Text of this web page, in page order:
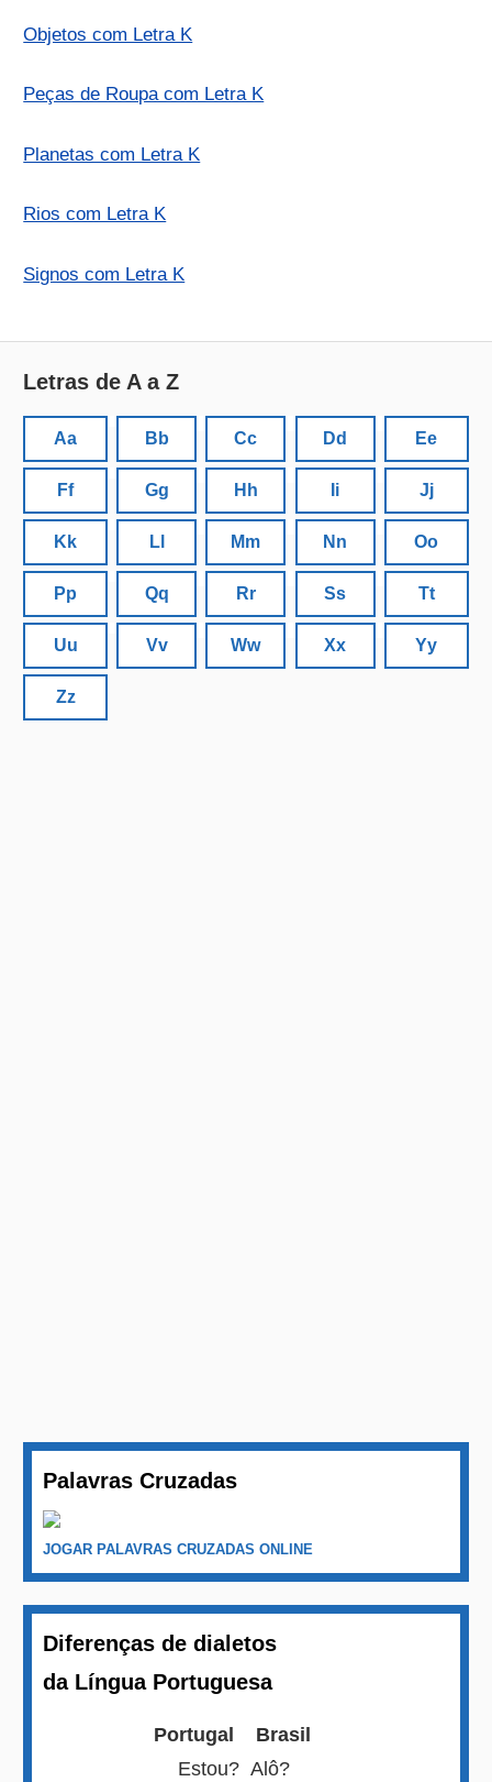
Objetos com Letra K
Peças de Roupa com Letra K
Planetas com Letra K
Rios com Letra K
Signos com Letra K
Letras de A a Z
Aa Bb Cc Dd Ee
Ff Gg Hh Ii Jj
Kk Ll Mm Nn Oo
Pp Qq Rr Ss Tt
Uu Vv Ww Xx Yy
Zz
Palavras Cruzadas
JOGAR PALAVRAS CRUZADAS ONLINE
Diferenças de dialetos
da Língua Portuguesa
Portugal
Brasil
Estou? Alô?